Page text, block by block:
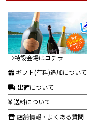
⇒特設会場はコチラ
ギフト(有料)追加について
出荷について
送料について
店舗情報・よくある質問